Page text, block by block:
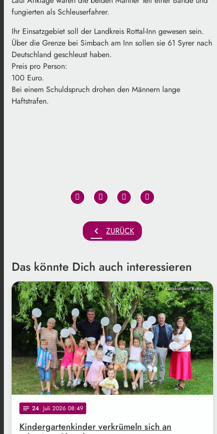
fungierten als Schleuserfahrer.
Ihr Einsatzgebiet soll der Landkreis Rottal-Inn gewesen sein.
Über die Grenze bei Simbach am Inn sollen sie 61 Syrer nach
Deutschland geschleust haben.
Preis pro Person:
100 Euro.
Bei einem Schuldspruch drohen den Männern lange
Haftstrafen.
chevron_left ZURÜCK
Das könnte Dich auch interessieren
Landratsamt Rottal-Inn
notes 24. Juli 2026 08:49
Kindergartenkinder verkrümeln sich an